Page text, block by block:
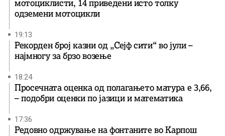
мотоциклисти, 14 приведени исто толку
одземени мотоцикли
19:13
Рекорден број казни од „Сејф сити“ во јули –
најмногу за брзо возење
18:24
Просечната оценка од полагањето матура е 3,66,
– подобри оценки по јазици и математика
17:36
Редовно одржување на фонтаните во Карпош